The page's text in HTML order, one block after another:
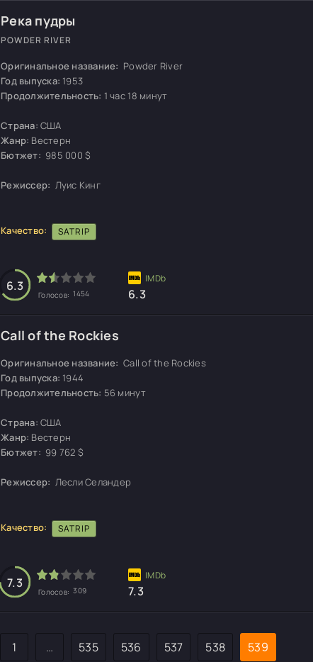
Река пудры
POWDER RIVER
Оригинальное название: Powder River
Год выпуска: 1953
Продолжительность: 1 час 18 минут
Страна: США
Жанр: Вестерн
Бютжет: 985 000 $
Режиссер: Луис Кинг
Качество: SATRIP
6.3
Голосов: 1454 6.3
Call of the Rockies
Оригинальное название: Call of the Rockies
Год выпуска: 1944
Продолжительность: 56 минут
Страна: США
Жанр: Вестерн
Бютжет: 99 762 $
Режиссер: Лесли Селандер
Качество: SATRIP
7.3
Голосов: 309 7.3
1 … 535 536 537 538 539